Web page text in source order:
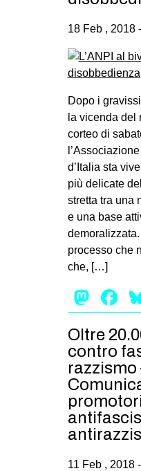
18 Feb , 2018 -
Dopo i
la vicenda del
corteo di
d’Italia sta
più delicate
stretta tra una
e una base
processo che
che, […]
Oltre
contro
razzismo
11 Feb , 2018 -